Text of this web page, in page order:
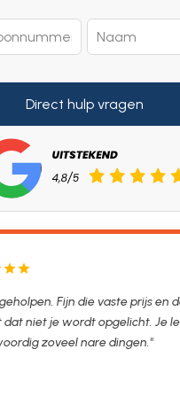
Direct hulp vragen
Fijn die vaste prijs en dat
je wordt opgelicht. Je leest
nare dingen."